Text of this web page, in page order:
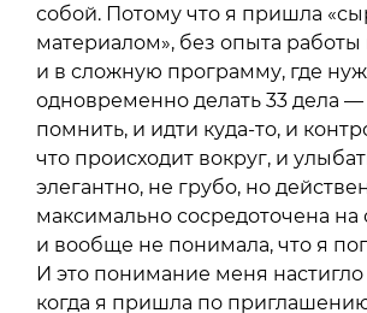
собой. Потому что я пришла
материалом», без опыта работы
и в сложную программу, где
одновременно делать 33 дела —
помнить, и идти куда-то, и
что происходит вокруг, и
элегантно, не грубо, но
максимально сосредоточена
и вообще не понимала, что я
И это понимание меня
когда я пришла по